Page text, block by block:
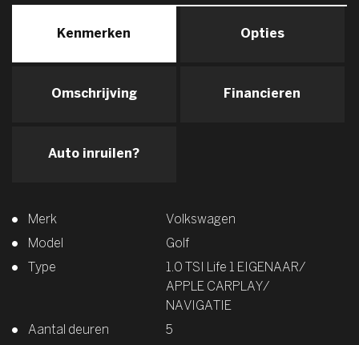
Kenmerken Opties
Omschrijving Financieren
Auto inruilen?
Merk
Volkswagen
Model
Golf
Type
1.0 TSI Life 1 EIGENAAR/
APPLE CARPLAY/
NAVIGATIE
Aantal deuren
5